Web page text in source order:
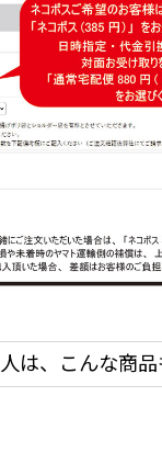
は、こんな商